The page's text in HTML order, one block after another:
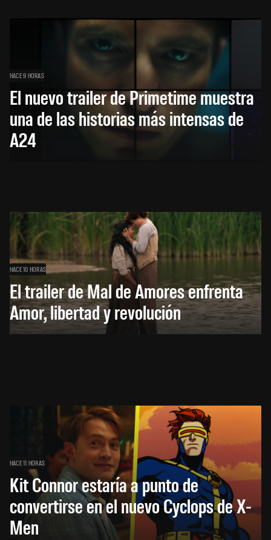
HACE 9 HORAS
El nuevo trailer de Primetime muestra
una de las historias más intensas de
A24
HACE 10 HORAS
El trailer de Mal de Amores enfrenta
Amor, libertad y revolución
HACE 11 HORAS
Kit Connor estaría a punto de
convertirse en el nuevo Cyclops de X-
Men